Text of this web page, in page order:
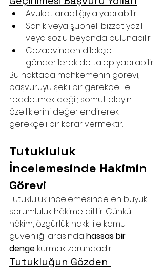
Avukat aracılığıyla yapılabilir.
Sanık veya şüpheli bizzat yazılı
veya sözlü beyanda bulunabilir.
Cezaevinden dilekçe
gönderilerek de talep yapılabilir.
Bu noktada mahkemenin görevi,
başvuruyu şekli bir gerekçe ile
reddetmek değil; somut olayın
özelliklerini değerlendirerek
gerekçeli bir karar vermektir.
Tutukluluk
İncelemesinde Hakimin
Görevi
Tutukluluk incelemesinde en büyük
sorumluluk hâkime aittir. Çünkü
hâkim, özgürlük hakkı ile kamu
güvenliği arasında hassas bir
denge kurmak zorundadır.
Tutukluğun Gözden